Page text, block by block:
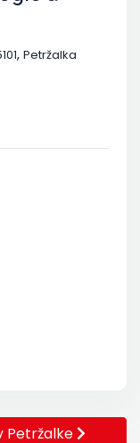
, Petržalka
Petržalke